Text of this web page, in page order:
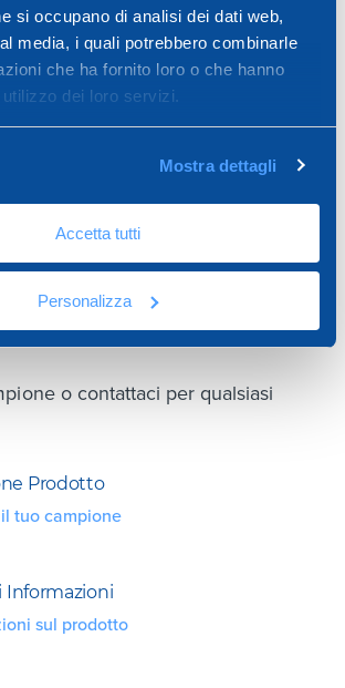
si occupano di analisi dei dati web,
media, i quali potrebbero combinarle
che ha fornito loro o che hanno
dei loro servizi.
Mostra dettagli
Accetta tutti
Personalizza
Rete per Cappotto Gold-Net
DI
SUL
o contattaci per qualsiasi
Prodotto
tuo campione
Informazioni
sul prodotto